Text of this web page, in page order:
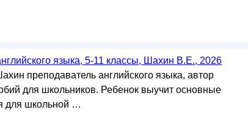
языка, 5-11 классы, Шахин В.Е., 2026
преподаватель английского языка, автор
для школьников. Ребенок выучит основные
для школьной …